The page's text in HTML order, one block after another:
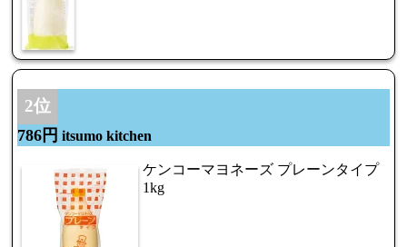
2位
786円 itsumo kitchen
ケンコーマヨネーズ プレーンタイプ
1kg